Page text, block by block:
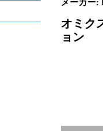
メーカー:
オミク
ョン